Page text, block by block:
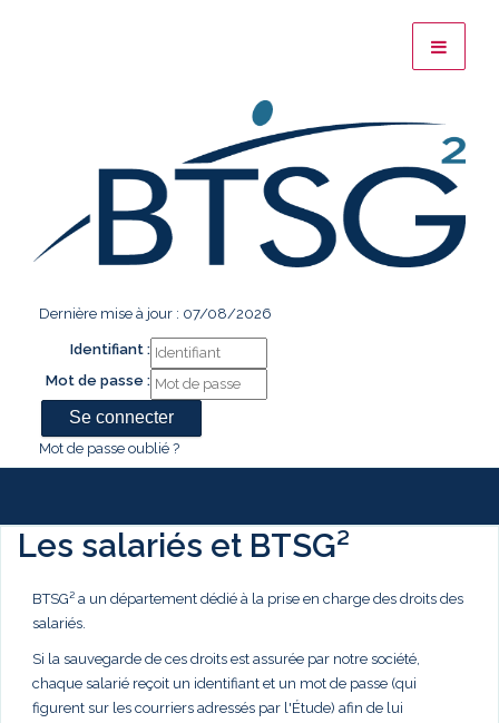
Dernière mise à jour : 07/08/2026
Identifiant :
Mot de passe :
Mot de passe oublié ?
Les salariés et BTSG²
BTSG² a un département dédié à la prise en charge des droits des
salariés.
Si la sauvegarde de ces droits est assurée par notre société,
chaque salarié reçoit un identifiant et un mot de passe (qui
figurent sur les courriers adressés par l'Étude) afin de lui